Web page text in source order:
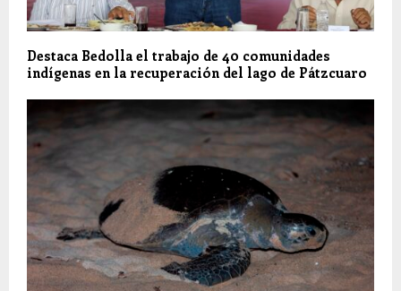
Destaca Bedolla el trabajo de 40 comunidades
indígenas en la recuperación del lago de Pátzcuaro